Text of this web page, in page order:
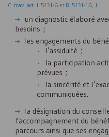
C. trav. art. L 5131-6 et R. 5131-16, I
un diagnostic élaboré
besoins ;
les engagements du
l’assiduité ;
la participation
prévues ;
la sincérité et
communiquées.
la désignation du
l’accompagnement du
parcours ainsi que ses